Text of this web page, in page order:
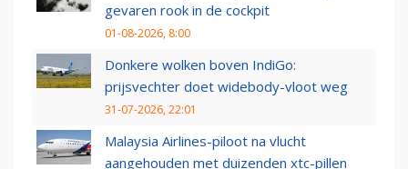
gevaren rook in de cockpit
01-08-2026, 8:00
Donkere wolken boven IndiGo:
prijsvechter doet widebody-vloot weg
31-07-2026, 22:01
Malaysia Airlines-piloot na vlucht
aangehouden met duizenden xtc-pillen